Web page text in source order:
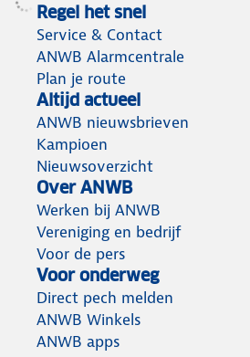
Regel het snel
Service & Contact
ANWB Alarmcentrale
Plan je route
Altijd actueel
ANWB nieuwsbrieven
Kampioen
Nieuwsoverzicht
Over ANWB
Werken bij ANWB
Vereniging en bedrijf
Voor de pers
Voor onderweg
Direct pech melden
ANWB Winkels
ANWB apps